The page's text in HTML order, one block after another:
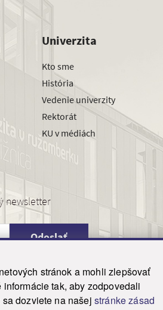
stránok a mohli zlepšovať
tak, aby zodpovedali
dozviete na našej stránke zásad
Univerzita
Kto sme
História
Vedenie univerzity
Rektorát
KU v médiách
newsletter
Odoslať
| Vyhlásenie o prístupnosti | Admin
and Terms of Service apply.